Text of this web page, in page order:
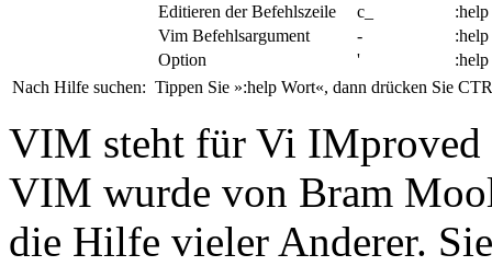
Editieren der Befehlszeile
c_
Vim Befehlsargument
-
Option
'
Nach Hilfe suchen: Tippen Sie »:help Wort«, dann drücken Sie
VIM steht für Vi IMproved
VIM wurde von Bram
die Hilfe vieler Anderer.